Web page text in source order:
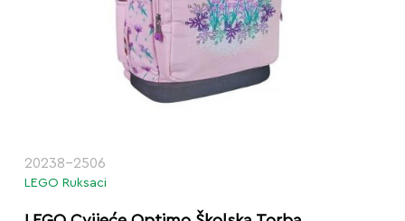
20238-2506
LEGO Ruksaci